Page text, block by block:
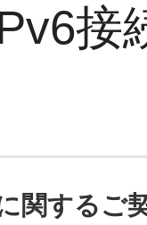
接
関するご